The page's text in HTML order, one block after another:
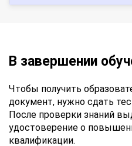
В завершении
Чтобы получить
документ, нужно сдать
После проверки знаний
удостоверение о
квалификации.